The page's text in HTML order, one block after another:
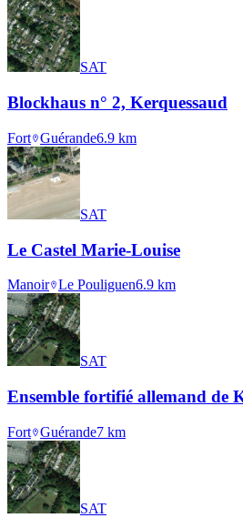
SAT
Blockhaus n° 2, Kerquessaud
Fort Guérande6.9 km
SAT
Le Castel Marie-Louise
Manoir Le Pouliguen6.9 km
SAT
Ensemble fortifié allemand de
Fort Guérande7 km
SAT